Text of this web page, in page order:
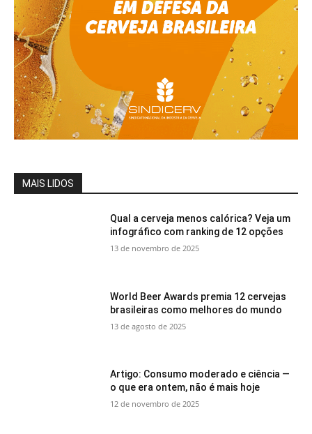
MAIS LIDOS
Qual a cerveja menos calórica? Veja um
infográfico com ranking de 12 opções
13 de novembro de 2025
World Beer Awards premia 12 cervejas
brasileiras como melhores do mundo
13 de agosto de 2025
Artigo: Consumo moderado e ciência —
o que era ontem, não é mais hoje
12 de novembro de 2025